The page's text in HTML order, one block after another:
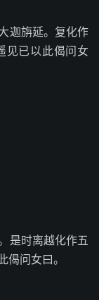
迦旃延。复化作
见已以此偈问女
是时离越化作五
问女曰。